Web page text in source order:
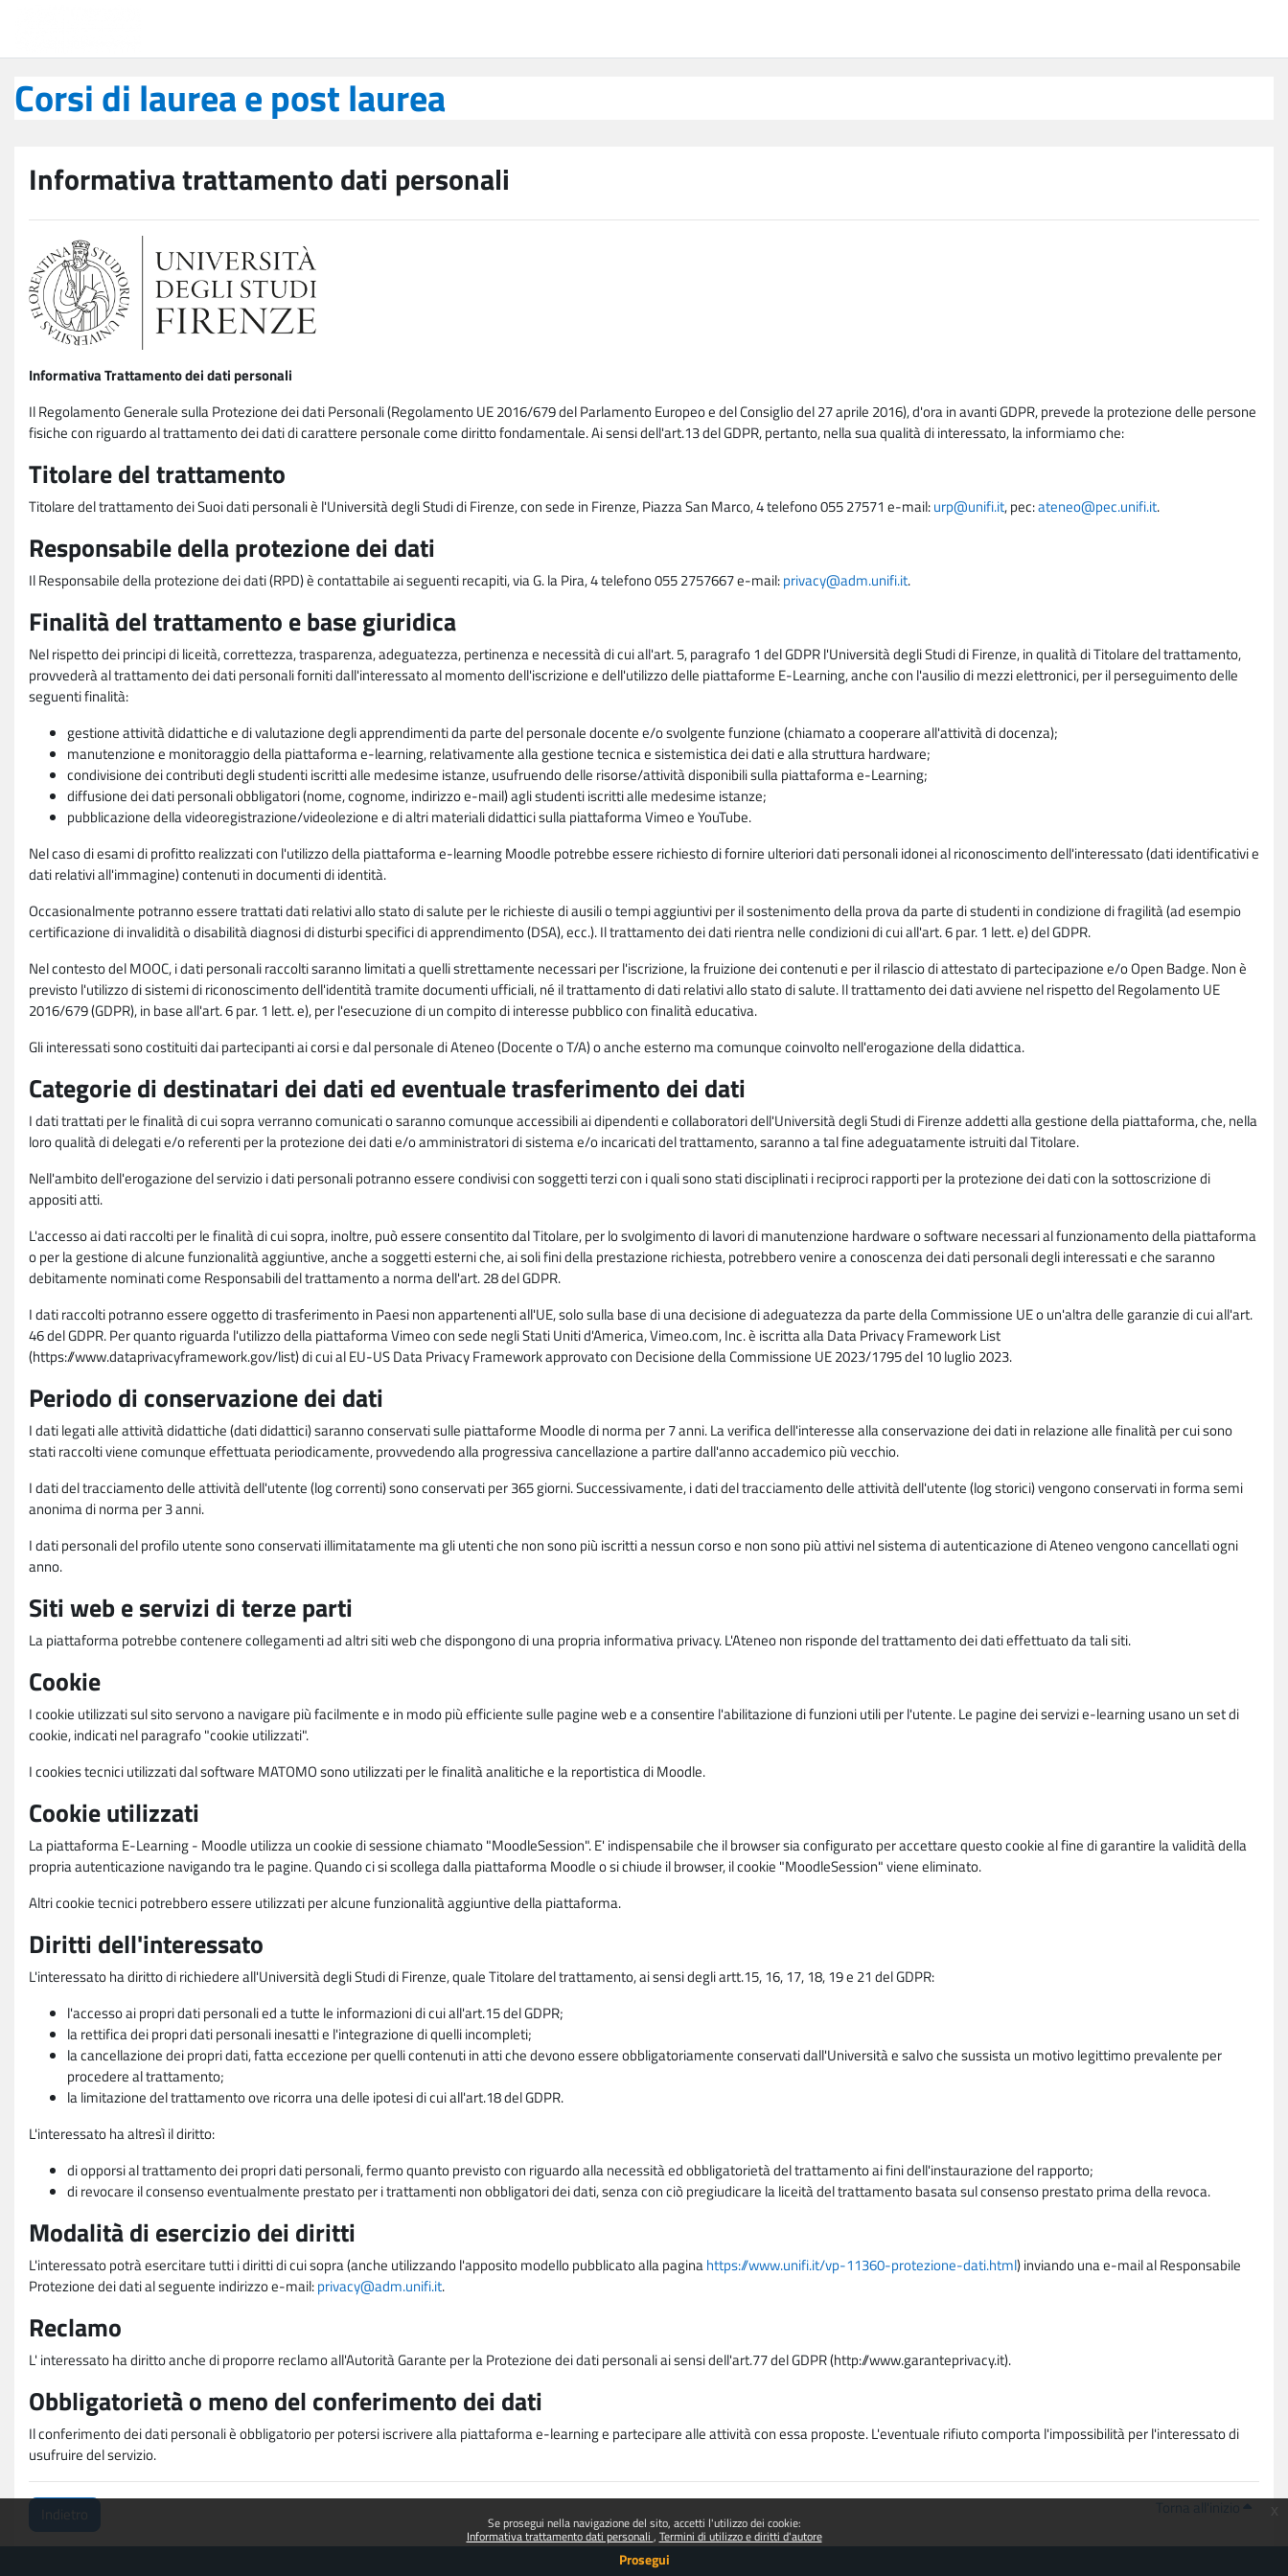
Se prosegui nella navigazione del sito, accetti l'utilizzo dei cookie:
Informativa trattamento dati personali Termini di utilizzo e diritti d'autore
Prosegui
Corsi di laurea e post laurea
Informativa trattamento dati personali
Informativa Trattamento dei dati personali
Il Regolamento Generale sulla Protezione dei dati Personali (Regolamento UE 2016/679 del Parlamento Europeo e del Consiglio del 27 aprile 2016), d'ora in avanti GDPR, prevede la protezione delle persone
fisiche con riguardo al trattamento dei dati di carattere personale come diritto fondamentale. Ai sensi dell'art.13 del GDPR, pertanto, nella sua qualità di interessato, la informiamo che:
Titolare del trattamento
Titolare del trattamento dei Suoi dati personali è l'Università degli Studi di Firenze, con sede in Firenze, Piazza San Marco, 4 telefono 055 27571 e-mail:urp@unifi.it, pec:ateneo@pec.unifi.it.
Responsabile della protezione dei dati
Il Responsabile della protezione dei dati (RPD) è contattabile ai seguenti recapiti, via G. la Pira, 4 telefono 055 2757667 e-mail:privacy@adm.unifi.it.
Finalità del trattamento e base giuridica
Nel rispetto dei principi di liceità, correttezza, trasparenza, adeguatezza, pertinenza e necessità di cui all'art. 5, paragrafo 1 del GDPR l'Università degli Studi di Firenze, in qualità di Titolare del trattamento,
provvederà al trattamento dei dati personali forniti dall'interessato al momento dell'iscrizione e dell'utilizzo delle piattaforme E-Learning, anche con l'ausilio di mezzi elettronici, per il perseguimento delle
seguenti finalità:
gestione attività didattiche e di valutazione degli apprendimenti da parte del personale docente e/o svolgente funzione (chiamato a cooperare all'attività di docenza);
manutenzione e monitoraggio della piattaforma e-learning, relativamente alla gestione tecnica e sistemistica dei dati e alla struttura hardware;
condivisione dei contributi degli studenti iscritti alle medesime istanze, usufruendo delle risorse/attività disponibili sulla piattaforma e-Learning;
diffusione dei dati personali obbligatori (nome, cognome, indirizzo e-mail) agli studenti iscritti alle medesime istanze;
pubblicazione della videoregistrazione/videolezione e di altri materiali didattici sulla piattaforma Vimeo e YouTube.
Nel caso di esami di profitto realizzati con l'utilizzo della piattaforma e-learning Moodle potrebbe essere richiesto di fornire ulteriori dati personali idonei al riconoscimento dell'interessato (dati identificativi e
dati relativi all'immagine) contenuti in documenti di identità.
Occasionalmente potranno essere trattati dati relativi allo stato di salute per le richieste di ausili o tempi aggiuntivi per il sostenimento della prova da parte di studenti in condizione di fragilità (ad esempio
certificazione di invalidità o disabilità diagnosi di disturbi specifici di apprendimento (DSA), ecc.). Il trattamento dei dati rientra nelle condizioni di cui all'art. 6 par. 1 lett. e) del GDPR.
Nel contesto del MOOC, i dati personali raccolti saranno limitati a quelli strettamente necessari per l'iscrizione, la fruizione dei contenuti e per il rilascio di attestato di partecipazione e/o Open Badge. Non è
previsto l'utilizzo di sistemi di riconoscimento dell'identità tramite documenti ufficiali, né il trattamento di dati relativi allo stato di salute. Il trattamento dei dati avviene nel rispetto del Regolamento UE
2016/679 (GDPR), in base all'art. 6 par. 1 lett. e), per l'esecuzione di un compito di interesse pubblico con finalità educativa.
Gli interessati sono costituiti dai partecipanti ai corsi e dal personale di Ateneo (Docente o T/A) o anche esterno ma comunque coinvolto nell'erogazione della didattica.
Categorie di destinatari dei dati ed eventuale trasferimento dei dati
I dati trattati per le finalità di cui sopra verranno comunicati o saranno comunque accessibili ai dipendenti e collaboratori dell'Università degli Studi di Firenze addetti alla gestione della piattaforma, che, nella
loro qualità di delegati e/o referenti per la protezione dei dati e/o amministratori di sistema e/o incaricati del trattamento, saranno a tal fine adeguatamente istruiti dal Titolare.
Nell'ambito dell'erogazione del servizio i dati personali potranno essere condivisi con soggetti terzi con i quali sono stati disciplinati i reciproci rapporti per la protezione dei dati con la sottoscrizione di
appositi atti.
L'accesso ai dati raccolti per le finalità di cui sopra, inoltre, può essere consentito dal Titolare, per lo svolgimento di lavori di manutenzione hardware o software necessari al funzionamento della piattaforma
o per la gestione di alcune funzionalità aggiuntive, anche a soggetti esterni che, ai soli fini della prestazione richiesta, potrebbero venire a conoscenza dei dati personali degli interessati e che saranno
debitamente nominati come Responsabili del trattamento a norma dell'art. 28 del GDPR.
I dati raccolti potranno essere oggetto di trasferimento in Paesi non appartenenti all'UE, solo sulla base di una decisione di adeguatezza da parte della Commissione UE o un'altra delle garanzie di cui all'art.
46 del GDPR. Per quanto riguarda l'utilizzo della piattaforma Vimeo con sede negli Stati Uniti d'America, Vimeo.com, Inc. è iscritta alla Data Privacy Framework List
(https://www.dataprivacyframework.gov/list) di cui al EU-US Data Privacy Framework approvato con Decisione della Commissione UE 2023/1795 del 10 luglio 2023.
Periodo di conservazione dei dati
I dati legati alle attività didattiche (dati didattici) saranno conservati sulle piattaforme Moodle di norma per 7 anni. La verifica dell'interesse alla conservazione dei dati in relazione alle finalità per cui sono
stati raccolti viene comunque effettuata periodicamente, provvedendo alla progressiva cancellazione a partire dall'anno accademico più vecchio.
I dati del tracciamento delle attività dell'utente (log correnti) sono conservati per 365 giorni. Successivamente, i dati del tracciamento delle attività dell'utente (log storici) vengono conservati in forma semi
anonima di norma per 3 anni.
I dati personali del profilo utente sono conservati illimitatamente ma gli utenti che non sono più iscritti a nessun corso e non sono più attivi nel sistema di autenticazione di Ateneo vengono cancellati ogni
anno.
Siti web e servizi di terze parti
La piattaforma potrebbe contenere collegamenti ad altri siti web che dispongono di una propria informativa privacy. L'Ateneo non risponde del trattamento dei dati effettuato da tali siti.
Cookie
I cookie utilizzati sul sito servono a navigare più facilmente e in modo più efficiente sulle pagine web e a consentire l'abilitazione di funzioni utili per l'utente. Le pagine dei servizi e-learning usano un set di
cookie, indicati nel paragrafo "cookie utilizzati".
I cookies tecnici utilizzati dal software MATOMO sono utilizzati per le finalità analitiche e la reportistica di Moodle.
Cookie utilizzati
La piattaforma E-Learning - Moodle utilizza un cookie di sessione chiamato "MoodleSession". E' indispensabile che il browser sia configurato per accettare questo cookie al fine di garantire la validità della
propria autenticazione navigando tra le pagine. Quando ci si scollega dalla piattaforma Moodle o si chiude il browser, il cookie "MoodleSession" viene eliminato.
Altri cookie tecnici potrebbero essere utilizzati per alcune funzionalità aggiuntive della piattaforma.
Diritti dell'interessato
L'interessato ha diritto di richiedere all'Università degli Studi di Firenze, quale Titolare del trattamento, ai sensi degli artt.15, 16, 17, 18, 19 e 21 del GDPR:
l'accesso ai propri dati personali ed a tutte le informazioni di cui all'art.15 del GDPR;
la rettifica dei propri dati personali inesatti e l'integrazione di quelli incompleti;
la cancellazione dei propri dati, fatta eccezione per quelli contenuti in atti che devono essere obbligatoriamente conservati dall'Università e salvo che sussista un motivo legittimo prevalente per
procedere al trattamento;
la limitazione del trattamento ove ricorra una delle ipotesi di cui all'art.18 del GDPR.
L'interessato ha altresì il diritto:
di opporsi al trattamento dei propri dati personali, fermo quanto previsto con riguardo alla necessità ed obbligatorietà del trattamento ai fini dell'instaurazione del rapporto;
di revocare il consenso eventualmente prestato per i trattamenti non obbligatori dei dati, senza con ciò pregiudicare la liceità del trattamento basata sul consenso prestato prima della revoca.
Modalità di esercizio dei diritti
L'interessato potrà esercitare tutti i diritti di cui sopra (anche utilizzando l'apposito modello pubblicato alla paginahttps://www.unifi.it/vp-11360-protezione-dati.html) inviando una e-mail al Responsabile
Protezione dei dati al seguente indirizzo e-mail:privacy@adm.unifi.it.
Reclamo
L' interessato ha diritto anche di proporre reclamo all'Autorità Garante per la Protezione dei dati personali ai sensi dell'art.77 del GDPR (http://www.garanteprivacy.it).
Obbligatorietà o meno del conferimento dei dati
Il conferimento dei dati personali è obbligatorio per potersi iscrivere alla piattaforma e-learning e partecipare alle attività con essa proposte. L'eventuale rifiuto comporta l'impossibilità per l'interessato di
usufruire del servizio.
Indietro Torna all'inizio